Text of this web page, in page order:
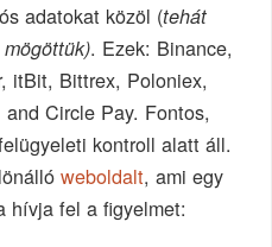
adatokat közöl (tehát
. Ezek: Binance,
itBit, Bittrex, Poloniex,
Circle Pay. Fontos,
kontroll alatt áll.
weboldalt, ami egy
hívja fel a figyelmet: